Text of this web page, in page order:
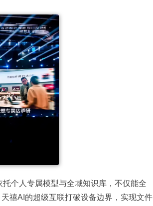
个人专属模型与全域知识库，不仅能全
禧AI的超级互联打破设备边界， 实现文件